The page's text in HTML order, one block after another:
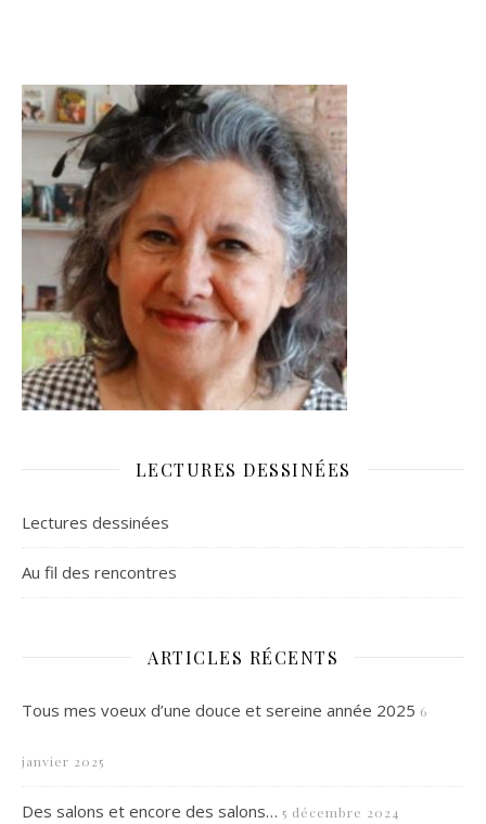
LECTURES DESSINÉES
Lectures dessinées
Au fil des rencontres
ARTICLES RÉCENTS
Tous mes voeux d’une douce et sereine année 2025 6
janvier 2025
Des salons et encore des salons… 5 décembre 2024